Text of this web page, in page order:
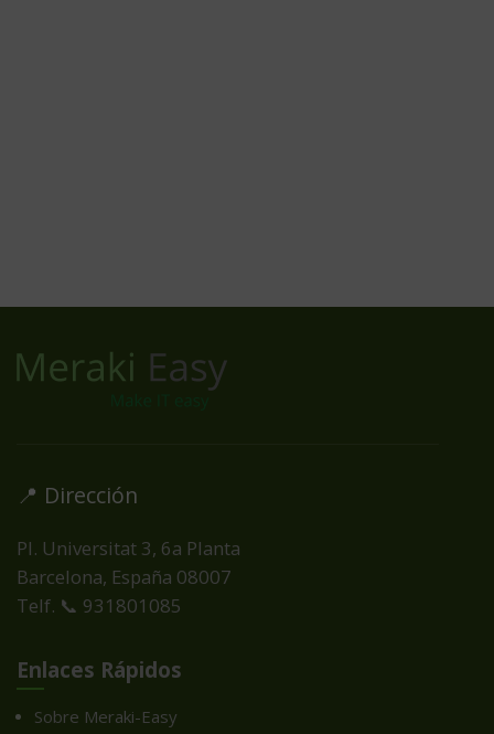
📍 Dirección
Pl. Universitat 3, 6a Planta
Barcelona, España 08007
Telf. 📞 931801085
Enlaces Rápidos
Sobre Meraki-Easy